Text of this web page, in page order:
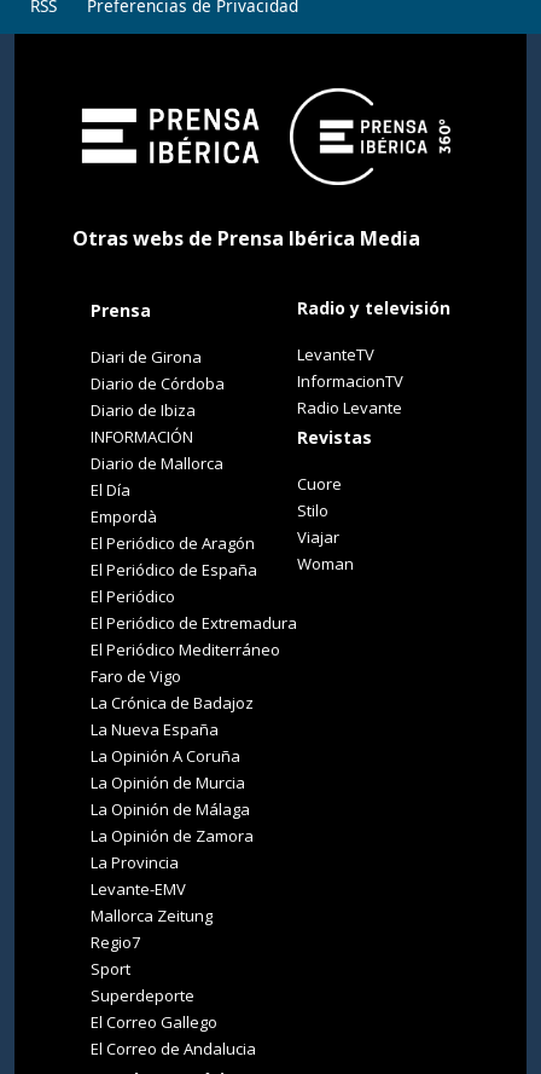
RSS Preferencias de Privacidad
Otras webs de Prensa Ibérica Media
Prensa
Diari de Girona
Diario de Córdoba
Diario de Ibiza
INFORMACIÓN
Diario de Mallorca
El Día
Empordà
El Periódico de Aragón
El Periódico de España
El Periódico
El Periódico de Extremadura
El Periódico Mediterráneo
Faro de Vigo
La Crónica de Badajoz
La Nueva España
La Opinión A Coruña
La Opinión de Murcia
La Opinión de Málaga
La Opinión de Zamora
La Provincia
Levante-EMV
Mallorca Zeitung
Regio7
Sport
Superdeporte
El Correo Gallego
El Correo de Andalucia
Radio y televisión
LevanteTV
InformacionTV
Radio Levante
Revistas
Cuore
Stilo
Viajar
Woman